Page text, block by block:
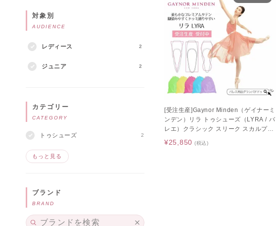
対象別
AUDIENCE
レディース 2
ジュニア 2
カテゴリー
CATEGORY
トゥシューズ 2
もっと見る
ブランド
BRAND
[受注生産]Gaynor Minden（ゲイナーミ
ンデン）リラ トゥシューズ（LYRA / バ
レエ）クラシック スリーク スカルプテ
¥25,850 (税込)